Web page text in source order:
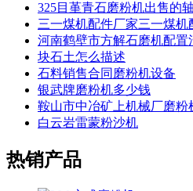
325目堇青石磨粉机出售的
三一煤机配件厂家三一煤
河南鹤壁市方解石磨机配置
块石土怎么描述
石料销售合同磨粉机设备
银武牌磨粉机多少钱
鞍山市中冶矿上机械厂磨粉
白云岩雷蒙粉沙机
热销产品